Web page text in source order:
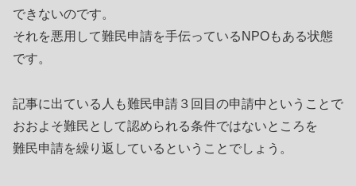
できないのです。
それを悪用して難民申請を手伝っているNPOもある状態
です。
記事に出ている人も難民申請３回目の申請中ということで
おおよそ難民として認められる条件ではないところを
難民申請を繰り返しているということでしょう。